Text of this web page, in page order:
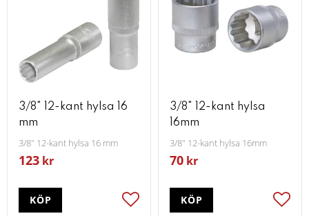
3/8" 12-kant hylsa 16
mm
3/8" 12-kant hylsa 16 mm
123 kr
Lägg till i favoriter
KÖP
3/8" 12-kant hylsa
16mm
3/8" 12-kant hylsa 16mm
70 kr
KÖP